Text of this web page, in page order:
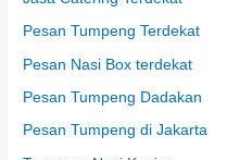
Pesan Tumpeng Terdekat
Pesan Nasi Box terdekat
Pesan Tumpeng Dadakan
Pesan Tumpeng di Jakarta